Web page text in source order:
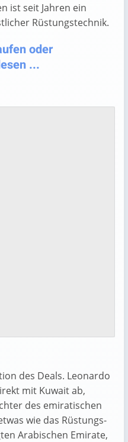
ist seit Jahren ein
Rüstungstechnik.
oder
...
des Deals. Leonardo
mit Kuwait ab,
des emiratischen
wie das Rüstungs-
Arabischen Emirate,